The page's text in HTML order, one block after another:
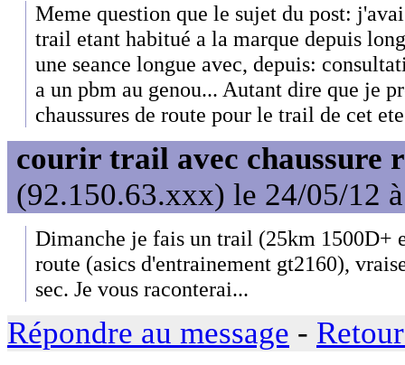
Meme question que le sujet du post:
trail etant habitué a la marque depuis
une seance longue avec, depuis:
a un pbm au genou... Autant dire que je
chaussures de route pour le trail de cet
courir trail avec chaussure
(92.150.63.xxx) le 24/05/12
Dimanche je fais un trail (25km 1500D+
route (asics d'entrainement gt2160),
sec. Je vous raconterai...
Répondre au message -